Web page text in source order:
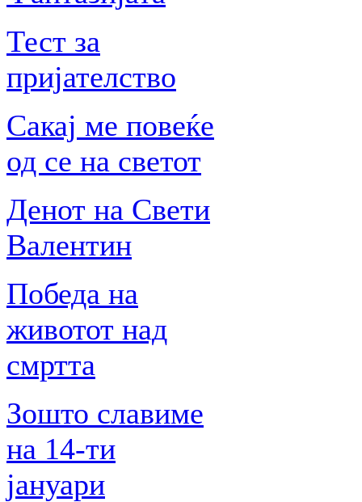
Тест за
пријателство
Сакај ме повеќе
од се на светот
Денот на Свети
Валентин
Победа на
животот над
смртта
Зошто славиме
на 14-ти
јануари